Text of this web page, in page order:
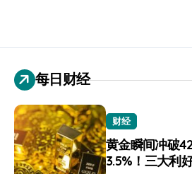
每日财经
财经
黄金瞬间冲破
3.5%！三大利